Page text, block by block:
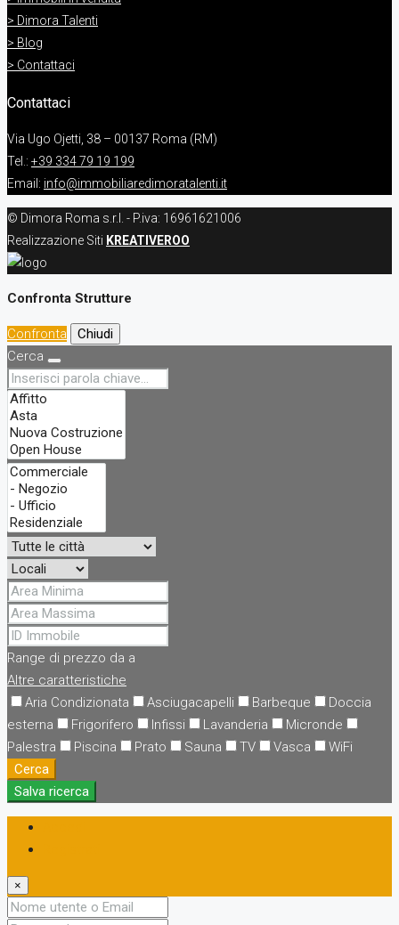
> Dimora Talenti
> Blog
> Contattaci
Contattaci
Via Ugo Ojetti, 38 – 00137 Roma (RM)
Tel.: +39 334 79 19 199
Email: info@immobiliaredimoratalenti.it
© Dimora Roma s.r.l. - P.iva: 16961621006
Realizzazione Siti KREATIVEROO
Confronta Strutture
Confronta
Chiudi
Cerca
Range di prezzo da a
Altre caratteristiche
Aria Condizionata
Asciugacapelli Barbeque
Doccia
esterna
Frigorifero Infissi Lavanderia
Micronde
Palestra
Piscina Prato Sauna TV Vasca
WiFi
Cerca
Salva ricerca
×